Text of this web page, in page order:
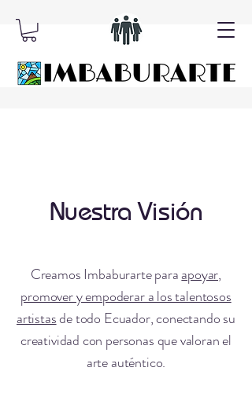
Nuestra Visión
Creamos Imbaburarte paraapoyar,
promover y empoderar a los talentosos
artistasde todo Ecuador, conectando su
creatividad con personas que valoran el
arte auténtico.